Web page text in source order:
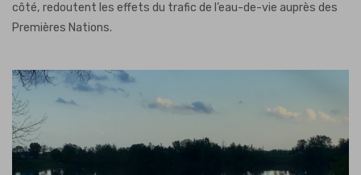
côté, redoutent les effets du trafic de l’eau-de-vie auprès des
Premières Nations.